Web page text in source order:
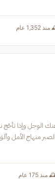
1,352 عام
175 عام